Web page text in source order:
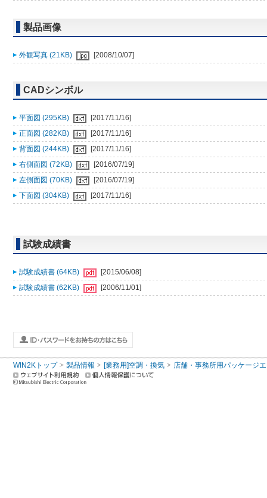
製品画像
外観写真 (21KB) [2008/10/07]
CADシンボル
平面図 (295KB)
[2017/11/16]
正面図 (282KB)
[2017/11/16]
背面図 (244KB)
[2017/11/16]
右側面図 (72KB)
[2016/07/19]
左側面図 (70KB)
[2016/07/19]
下面図 (304KB)
[2017/11/16]
試験成績書
試験成績書 (64KB)
[2015/06/08]
試験成績書 (62KB)
[2006/11/01]
WIN2Kトップ 製品情報 [業務用]空調・換気 店舗・事務所用パッケージ